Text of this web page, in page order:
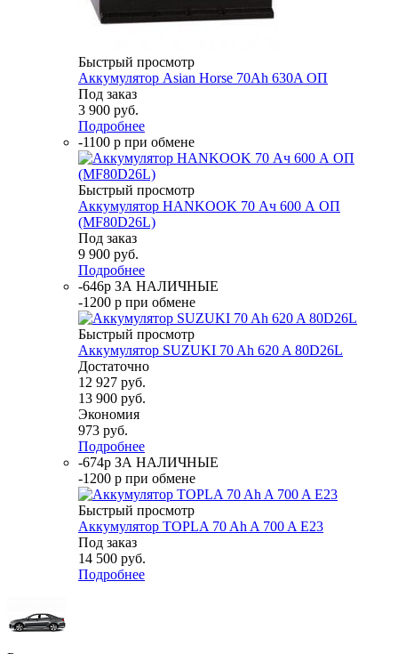
Быстрый просмотр
Аккумулятор Asian Horse 70Ah 630A ОП
Под заказ
3 900 руб.
Подробнее
-1100 р при обмене
Быстрый просмотр
Аккумулятор HANKOOK 70 Ач 600 А ОП
(MF80D26L)
Под заказ
9 900 руб.
Подробнее
-646р ЗА НАЛИЧНЫЕ
-1200 р при обмене
Быстрый просмотр
Аккумулятор SUZUKI 70 Ah 620 A 80D26L
Достаточно
12 927 руб.
13 900 руб.
Экономия
973 руб.
Подробнее
-674р ЗА НАЛИЧНЫЕ
-1200 р при обмене
Быстрый просмотр
Аккумулятор TOPLA 70 Ah A 700 A E23
Под заказ
14 500 руб.
Подробнее